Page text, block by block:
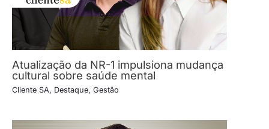
Atualização da NR-1 impulsiona mudança
cultural sobre saúde mental
Cliente SA, Destaque, Gestão